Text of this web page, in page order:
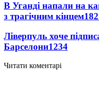
В Уганді напали на
з трагічним кінцем
Ліверпуль хоче
Барселони1234
Читати коментарі